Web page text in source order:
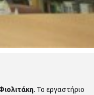
. Το εργαστήριο